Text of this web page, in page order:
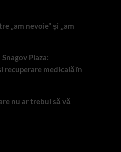
„am nevoie” și „am
Plaza:
medicală în
nu ar trebui să vă